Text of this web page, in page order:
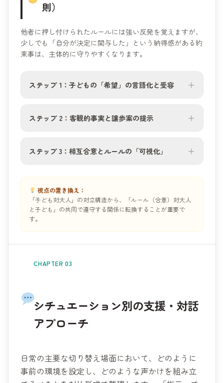
則）
他者に押し付けられたルールには強い反発を覚えますが、
少しでも「自分が決定に関与した」という納得感がある約
束事は、主体的に守りやすくなります。
ステップ 1：子どもの「希望」の言語化と受容 ＋
ステップ 2：客観的事実と譲歩案の提示 ＋
ステップ 3：相互合意とルールの「可視化」 ＋
視点の置き換え：
「子ども対大人」の対立構造から、「ルール（合意）対大人
と子ども」の共同で遵守する関係に転換することが重要で
す。
CHAPTER 03
シチュエーション別の支援・対話
アプローチ
日常の主要な切り替え場面において、どのように
事前の環境を設定し、どのような声かけを組み立